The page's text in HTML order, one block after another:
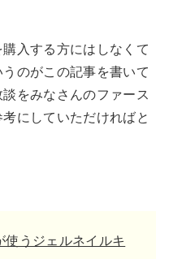
入する方にはしなくて
のがこの記事を書いて
をみなさんのファース
にしていただければと
使うジェルネイルキ